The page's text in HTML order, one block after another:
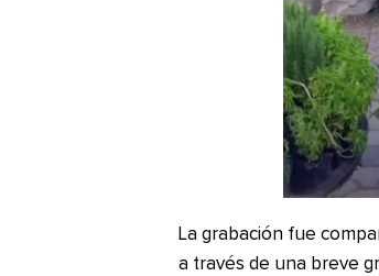
La grabación fue
a través de una breve